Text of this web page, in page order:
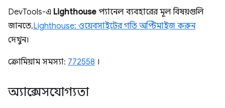
DevTools-এ Lighthouse প্যানেল ব্যবহারের মূল বিষয়গুলি
জানতে,Lighthouse: ওয়েবসাইটের গতি অপ্টিমাইজ করুন
দেখুন।
ক্রোমিয়াম সমস্যা: 772558 ।
অ্যাক্সেসযোগ্যতা